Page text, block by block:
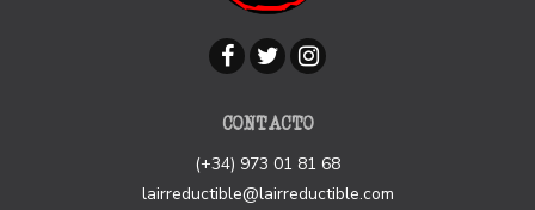
CONTACTO
(+34) 973 01 81 68
lairreductible@lairreductible.com